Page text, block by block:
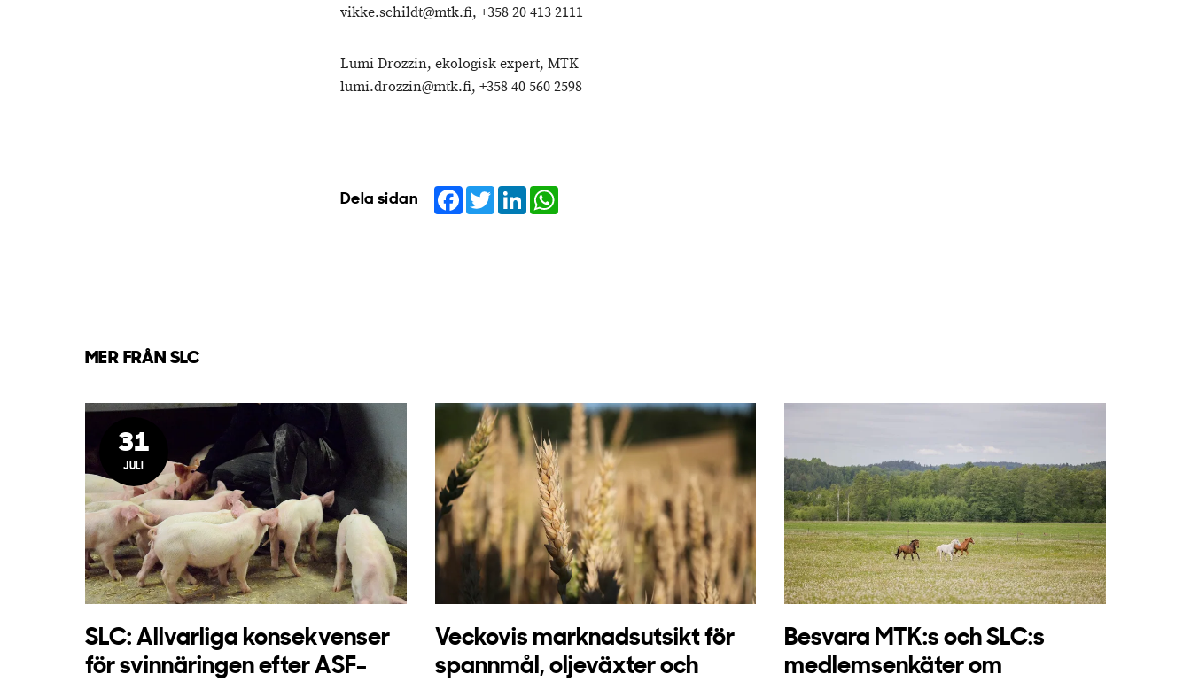
vikke.schildt@mtk.fi, +358 20 413 2111
Lumi Drozzin, ekologisk expert, MTK
lumi.drozzin@mtk.fi, +358 40 560 2598
Dela sidan Facebook
TwitterLinkedIn
MER FRÅN SLC
31
JULI
SLC: Allvarliga konsekvenser
för svinnäringen efter ASF-
Veckovis marknadsutsikt för
spannmål, oljeväxter och
Besvara MTK:s och SLC:s
medlemsenkäter om